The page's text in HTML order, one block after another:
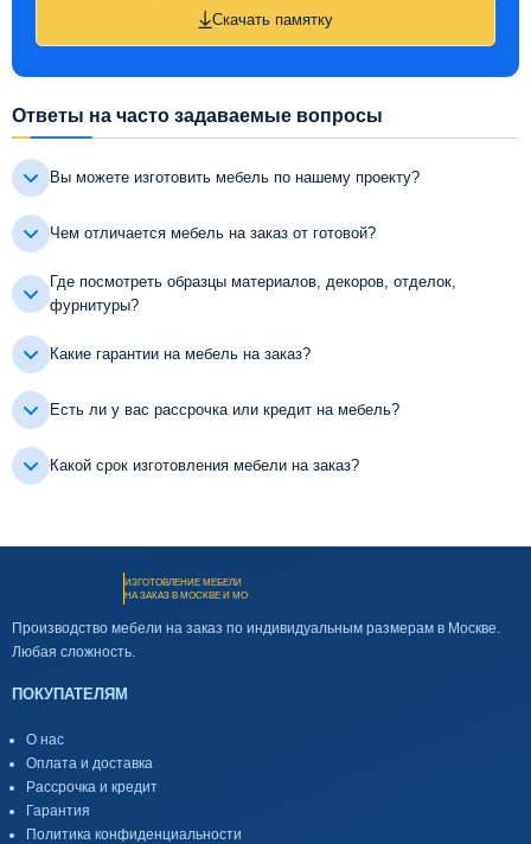
Скачать памятку
Ответы на часто задаваемые вопросы
Вы можете изготовить мебель по нашему проекту?
Чем отличается мебель на заказ от готовой?
Где посмотреть образцы материалов, декоров, отделок,
фурнитуры?
Какие гарантии на мебель на заказ?
Есть ли у вас рассрочка или кредит на мебель?
Какой срок изготовления мебели на заказ?
ИЗГОТОВЛЕНИЕ МЕБЕЛИ
НА ЗАКАЗ В МОСКВЕ И МО
Производство мебели на заказ по индивидуальным размерам в Москве.
Любая сложность.
ПОКУПАТЕЛЯМ
О нас
Оплата и доставка
Рассрочка и кредит
Гарантия
Политика конфиденциальности